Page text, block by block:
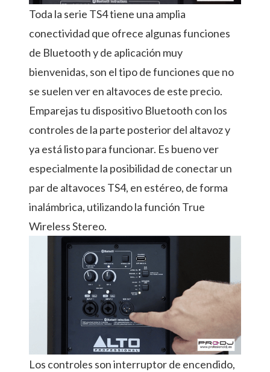
Toda la serie TS4 tiene una amplia
conectividad que ofrece algunas funciones
de Bluetooth y de aplicación muy
bienvenidas, son el tipo de funciones que no
se suelen ver en altavoces de este precio.
Emparejas tu dispositivo Bluetooth con los
controles de la parte posterior del altavoz y
ya está listo para funcionar. Es bueno ver
especialmente la posibilidad de conectar un
par de altavoces TS4, en estéreo, de forma
inalámbrica, utilizando la función True
Wireless Stereo.
Los controles son interruptor de encendido,